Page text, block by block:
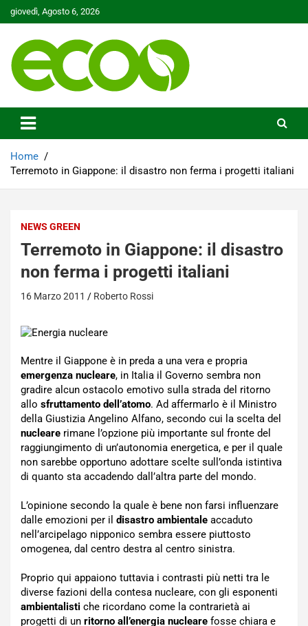
Skip
to
giovedì, Agosto 6, 2026
Ecoo.it
Home
Terremoto in Giappone: il disastro non ferma i progetti italiani
NEWS GREEN
Terremoto in Giappone: il disastro
non ferma i progetti italiani
16 Marzo 2011 Roberto Rossi
Mentre il Giappone è in preda a una vera e propria
emergenza nucleare, in Italia il Governo sembra non
gradire alcun ostacolo emotivo sulla strada del ritorno
allo sfruttamento dell’atomo. Ad affermarlo è il Ministro
della Giustizia Angelino Alfano, secondo cui la scelta del
nucleare rimane l’opzione più importante sul fronte del
raggiungimento di un’autonomia energetica, e per il quale
non sarebbe opportuno adottare scelte sull’onda istintiva
di quanto sta accadendo dall’altra parte del mondo.
L’opinione secondo la quale è bene non farsi influenzare
dalle emozioni per il disastro ambientale accaduto
nell’arcipelago nipponico sembra essere piuttosto
omogenea, dal centro destra al centro sinistra.
Proprio qui appaiono tuttavia i contrasti più netti tra le
diverse fazioni della contesa nucleare, con gli esponenti
ambientalisti che ricordano come la contrarietà ai
progetti di un ritorno all’energia nucleare fosse chiara e